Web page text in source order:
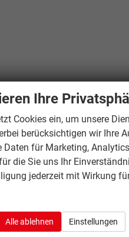
Ihre
Cookies ein, um unsere
berücksichtigen wir Ihre
Daten für Marketing,
die Sie uns Ihr
jederzeit mit Wirkung
Alle ablehnen Einstellungen